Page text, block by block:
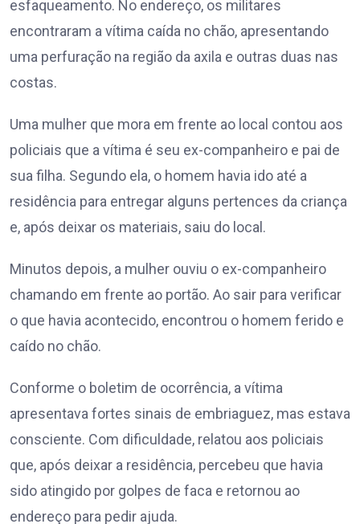
esfaqueamento. No endereço, os militares
encontraram a vítima caída no chão, apresentando
uma perfuração na região da axila e outras duas nas
costas.
Uma mulher que mora em frente ao local contou aos
policiais que a vítima é seu ex-companheiro e pai de
sua filha. Segundo ela, o homem havia ido até a
residência para entregar alguns pertences da criança
e, após deixar os materiais, saiu do local.
Minutos depois, a mulher ouviu o ex-companheiro
chamando em frente ao portão. Ao sair para verificar
o que havia acontecido, encontrou o homem ferido e
caído no chão.
Conforme o boletim de ocorrência, a vítima
apresentava fortes sinais de embriaguez, mas estava
consciente. Com dificuldade, relatou aos policiais
que, após deixar a residência, percebeu que havia
sido atingido por golpes de faca e retornou ao
endereço para pedir ajuda.